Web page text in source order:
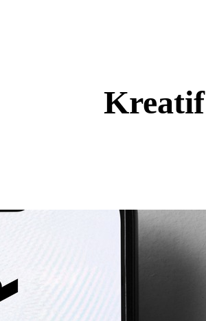
Kreatif